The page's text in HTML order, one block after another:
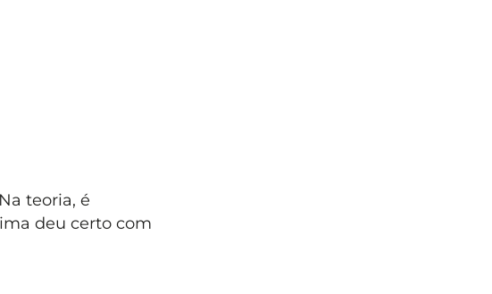
teoria, é
deu certo com